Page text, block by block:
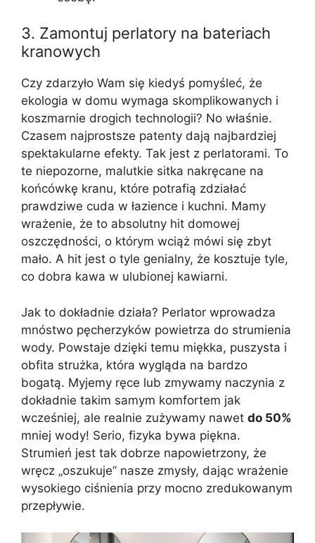
3. Zamontuj perlatory na bateriach
kranowych
Czy zdarzyło Wam się kiedyś pomyśleć, że
ekologia w domu wymaga skomplikowanych i
koszmarnie drogich technologii? No właśnie.
Czasem najprostsze patenty dają najbardziej
spektakularne efekty. Tak jest z perlatorami. To
te niepozorne, malutkie sitka nakręcane na
końcówkę kranu, które potrafią zdziałać
prawdziwe cuda w łazience i kuchni. Mamy
wrażenie, że to absolutny hit domowej
oszczędności, o którym wciąż mówi się zbyt
mało. A hit jest o tyle genialny, że kosztuje tyle,
co dobra kawa w ulubionej kawiarni.
Jak to dokładnie działa? Perlator wprowadza
mnóstwo pęcherzyków powietrza do strumienia
wody. Powstaje dzięki temu miękka, puszysta i
obfita strużka, która wygląda na bardzo
bogatą. Myjemy ręce lub zmywamy naczynia z
dokładnie takim samym komfortem jak
wcześniej, ale realnie zużywamy nawet do 50%
mniej wody! Serio, fizyka bywa piękna.
Strumień jest tak dobrze napowietrzony, że
wręcz „oszukuje” nasze zmysły, dając wrażenie
wysokiego ciśnienia przy mocno zredukowanym
przepływie.